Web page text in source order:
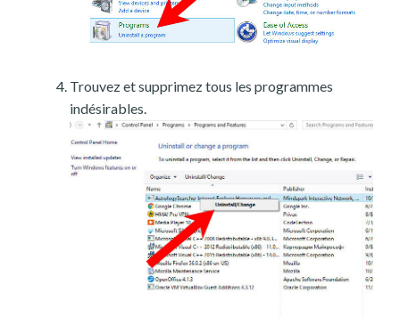
Trouvez et supprimez tous les programmes
indésirables.